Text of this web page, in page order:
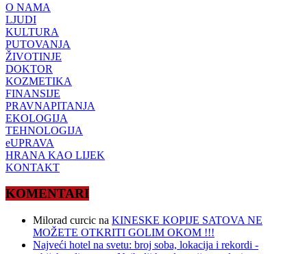
O NAMA
LJUDI
KULTURA
PUTOVANJA
ŽIVOTINJE
DOKTOR
KOZMETIKA
FINANSIJE
PRAVNAPITANJA
EKOLOGIJA
TEHNOLOGIJA
eUPRAVA
HRANA KAO LIJEK
KONTAKT
KOMENTARI
Milorad curcic na KINESKE KOPIJE SATOVA NE
MOŽETE OTKRITI GOLIM OKOM !!!
Najveći hotel na svetu: broj soba, lokacija i rekordi -